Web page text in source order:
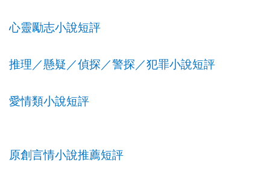
心靈勵志小說短評
推理／懸疑／偵探／警探／犯罪小說短評
愛情類小說短評
原創言情小說推薦短評